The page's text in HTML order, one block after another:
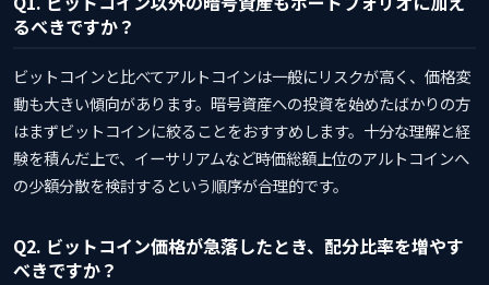
るべきですか？
ビットコインと比べてアルトコインは一般にリスクが高く、価格変
動も大きい傾向があります。暗号資産への投資を始めたばかりの方
はまずビットコインに絞ることをおすすめします。十分な理解と経
験を積んだ上で、イーサリアムなど時価総額上位のアルトコインへ
の少額分散を検討するという順序が合理的です。
Q2. ビットコイン価格が急落したとき、配分比率を増やす
べきですか？